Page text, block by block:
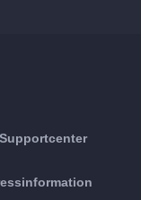
Supportcenter